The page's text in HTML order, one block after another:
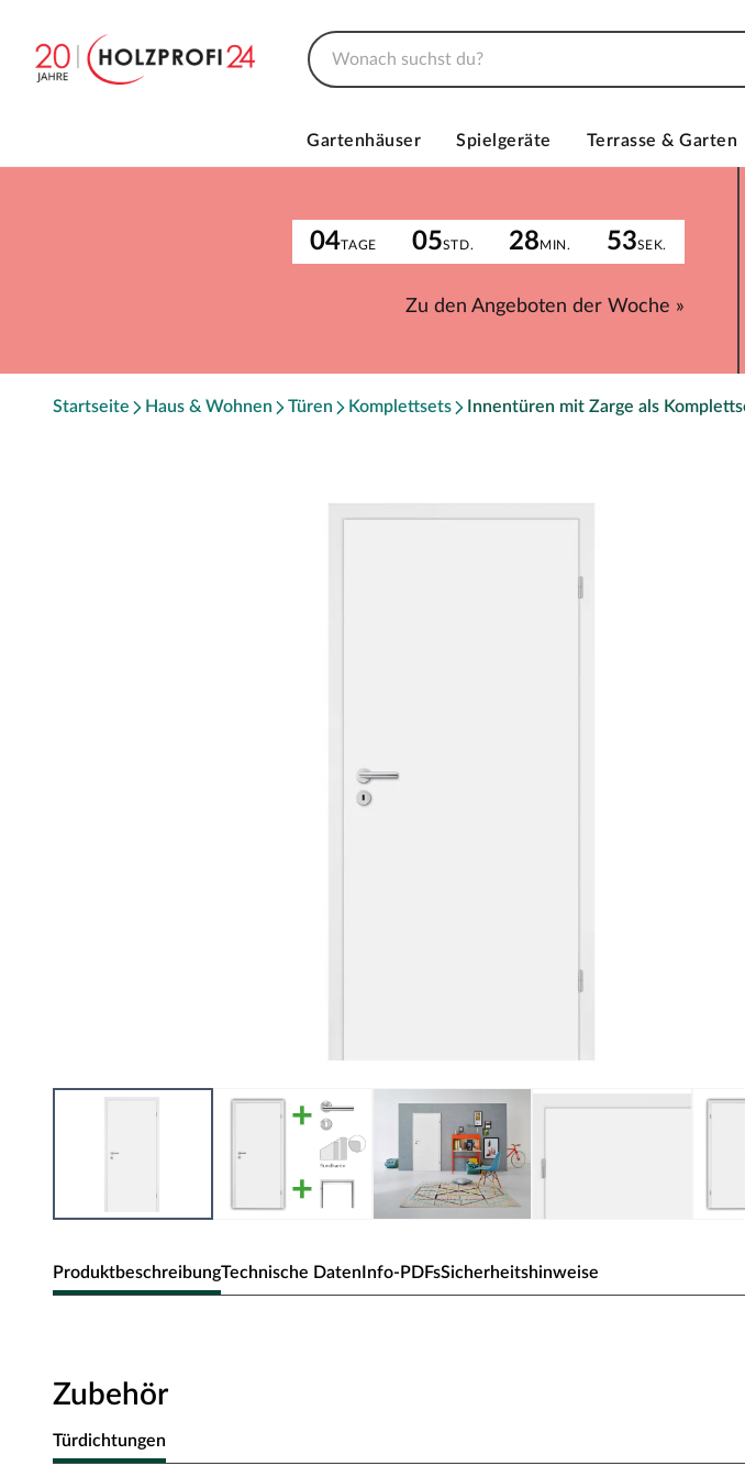
Gartenhäuser Spielgeräte Terrasse & Garten
04TAGE 05STD. 28MIN. 53SEK.
Zu den Angeboten der Woche »
Startseite Haus & Wohnen Türen Komplettsets Innentüren mit Zarge als
ProduktbeschreibungTechnische DatenInfo-PDFsSicherheitshinweise
Moderne Zimmertür mit Laminatoberfläche und Rundkante.
Oberfläche - CPL
Die Tür besitzt eine Laminatoberfläche, auch CPL (Continious Pressure Laminate) genannt. CPL
Zubehör
Türdichtungen